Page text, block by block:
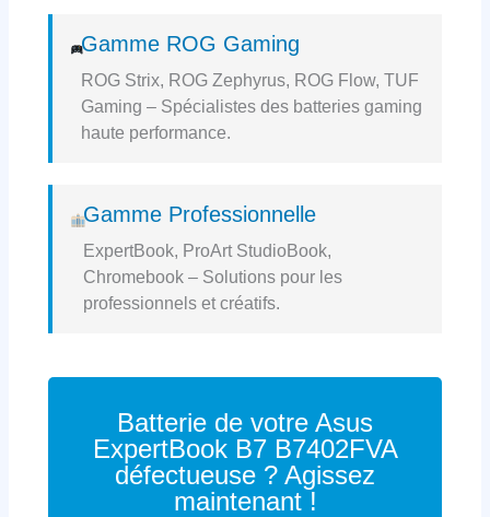
Gamme ROG Gaming
ROG Strix, ROG Zephyrus, ROG Flow, TUF
Gaming – Spécialistes des batteries gaming
haute performance.
Gamme Professionnelle
ExpertBook, ProArt StudioBook,
Chromebook – Solutions pour les
professionnels et créatifs.
Batterie de votre Asus
ExpertBook B7 B7402FVA
défectueuse ? Agissez
maintenant !